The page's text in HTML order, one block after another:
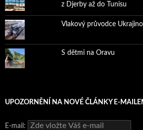
z Djerby až do Tunisu
Vlakový průvodce
S dětmi na Oravu
UPOZORNĚNÍ NA NOVÉ ČLÁNKY E-
E-mail: